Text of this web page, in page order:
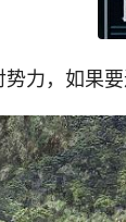
力，如果